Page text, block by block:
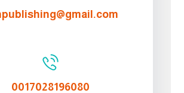
0017028196080